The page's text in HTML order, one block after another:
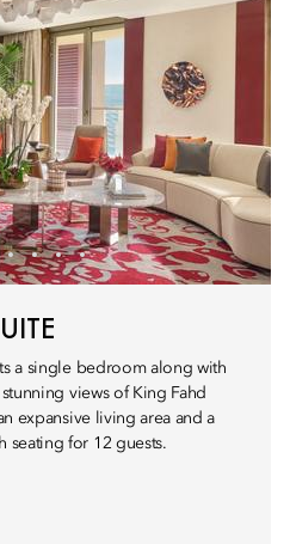
a single bedroom along with
views of King Fahd
expansive living area and a
for 12 guests.